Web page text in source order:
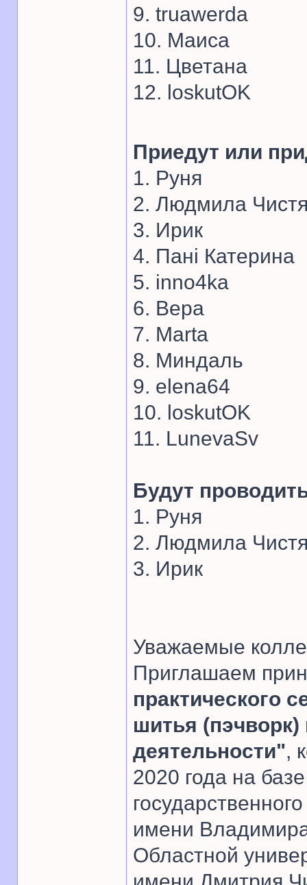
9. truawerda
10. Маиса
11. Цветана
12. loskutOK
Приедут или
1. Руня
2. Людмила
3. Ирик
4. Панi Катерина
5. inno4ka
6. Вера
7. Marta
8. Миндаль
9. elena64
10. loskutOK
11. LunevaSv
Будут
1. Руня
2. Людмила
3. Ирик
Уважаемые
Приглашаем
практического
шитья (пэчворк)
деятельности",
2020 года на
имени
Областной